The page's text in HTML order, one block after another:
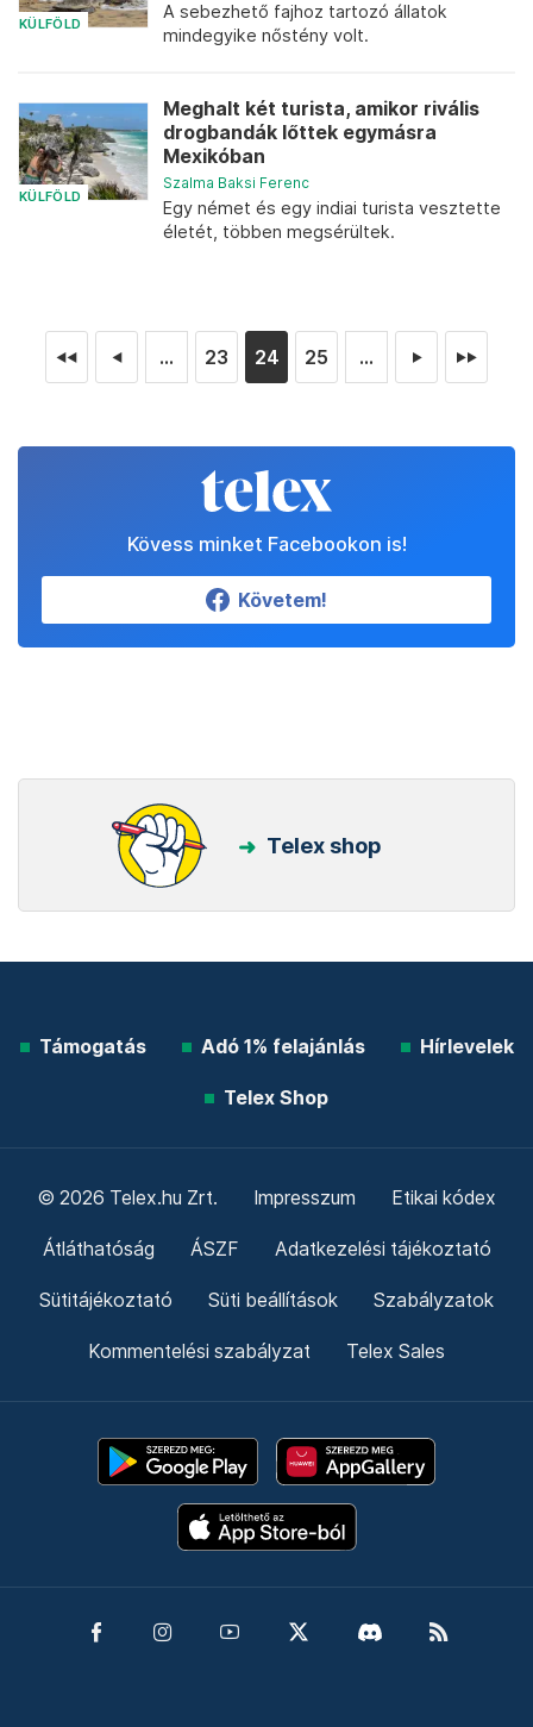
KÜLFÖLD
A sebezhető fajhoz tartozó állatok
mindegyike nőstény volt.
KÜLFÖLD
Meghalt két turista, amikor rivális
drogbandák lőttek egymásra
Mexikóban
Szalma Baksi Ferenc
Egy német és egy indiai turista vesztette
életét, többen megsérültek.
◄◄ ◄ ... 23 24 25 ... ► ►►
Kövess minket Facebookon is!
Követem!
Telex shop
Támogatás Adó 1% felajánlás Hírlevelek
Telex Shop
© 2026 Telex.hu Zrt. Impresszum Etikai kódex
Átláthatóság ÁSZF Adatkezelési tájékoztató
Sütitájékoztató Süti beállítások Szabályzatok
Kommentelési szabályzat Telex Sales